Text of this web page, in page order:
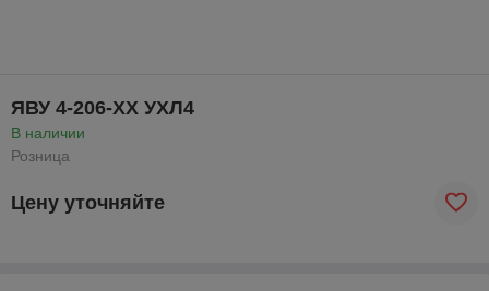
ЯВУ 4-206-ХХ УХЛ4
В наличии
Розница
Цену уточняйте